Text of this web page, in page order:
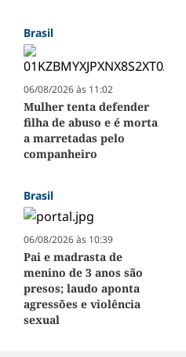
Brasil
06/08/2026 às 11:02
Mulher tenta defender
filha de abuso e é morta
a marretadas pelo
companheiro
Brasil
06/08/2026 às 10:39
Pai e madrasta de
menino de 3 anos são
presos; laudo aponta
agressões e violência
sexual